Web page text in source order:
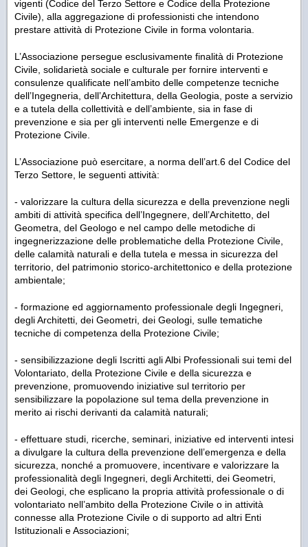
vigenti (Codice del Terzo Settore e Codice della Protezione
Civile), alla aggregazione di professionisti che intendono
prestare attività di Protezione Civile in forma volontaria.
L’Associazione persegue esclusivamente finalità di Protezione
Civile, solidarietà sociale e culturale per fornire interventi e
consulenze qualificate nell’ambito delle competenze tecniche
dell’Ingegneria, dell’Architettura, della Geologia, poste a servizio
e a tutela della collettività e dell’ambiente, sia in fase di
prevenzione e sia per gli interventi nelle Emergenze e di
Protezione Civile.
L’Associazione può esercitare, a norma dell’art.6 del Codice del
Terzo Settore, le seguenti attività:
- valorizzare la cultura della sicurezza e della prevenzione negli
ambiti di attività specifica dell’Ingegnere, dell’Architetto, del
Geometra, del Geologo e nel campo delle metodiche di
ingegnerizzazione delle problematiche della Protezione Civile,
delle calamità naturali e della tutela e messa in sicurezza del
territorio, del patrimonio storico-architettonico e della protezione
ambientale;
- formazione ed aggiornamento professionale degli Ingegneri,
degli Architetti, dei Geometri, dei Geologi, sulle tematiche
tecniche di competenza della Protezione Civile;
- sensibilizzazione degli Iscritti agli Albi Professionali sui temi del
Volontariato, della Protezione Civile e della sicurezza e
prevenzione, promuovendo iniziative sul territorio per
sensibilizzare la popolazione sul tema della prevenzione in
merito ai rischi derivanti da calamità naturali;
- effettuare studi, ricerche, seminari, iniziative ed interventi intesi
a divulgare la cultura della prevenzione dell’emergenza e della
sicurezza, nonché a promuovere, incentivare e valorizzare la
professionalità degli Ingegneri, degli Architetti, dei Geometri,
dei Geologi, che esplicano la propria attività professionale o di
volontariato nell’ambito della Protezione Civile o in attività
connesse alla Protezione Civile o di supporto ad altri Enti
Istituzionali e Associazioni;